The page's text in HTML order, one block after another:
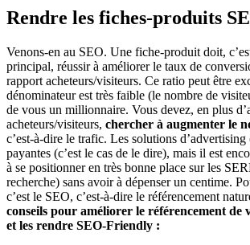
Rendre les fiches-produits
Venons-en au SEO. Une fiche-produit doit,
principal, réussir à améliorer le taux de
rapport acheteurs/visiteurs. Ce ratio peut être
dénominateur est très faible (le nombre de
de vous un millionnaire. Vous devez, en plus
acheteurs/visiteurs, chercher à augmenter le
c’est-à-dire le trafic. Les solutions
payantes (c’est le cas de le dire), mais il est
à se positionner en très bonne place sur les
recherche) sans avoir à dépenser un centime.
c’est le SEO, c’est-à-dire le référencement
conseils pour améliorer le référencement de
et les rendre SEO-Friendly :